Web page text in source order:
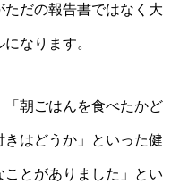
だの報告書ではなく大
なります。
朝ごはんを食べたかど
きはどうか」といった健
とがありました」とい